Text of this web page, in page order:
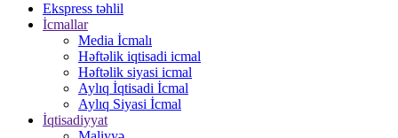
Ekspress təhlil
İcmallar
Media İcmalı
Həftəlik iqtisadi icmal
Həftəlik siyasi icmal
Aylıq İqtisadi İcmal
Aylıq Siyasi İcmal
İqtisadiyyat